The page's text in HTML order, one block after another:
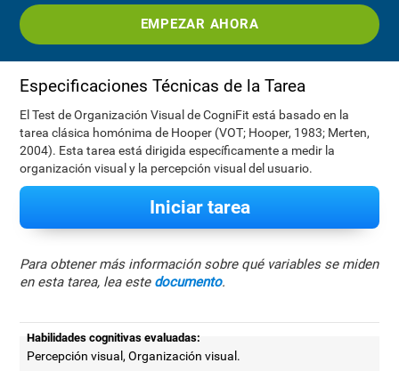
EMPEZAR AHORA
Especificaciones Técnicas de la Tarea
El Test de Organización Visual de CogniFit está basado en la
tarea clásica homónima de Hooper (VOT; Hooper, 1983; Merten,
2004). Esta tarea está dirigida específicamente a medir la
organización visual y la percepción visual del usuario.
Iniciar tarea
Para obtener más información sobre qué variables se miden
en esta tarea, lea este documento.
Habilidades cognitivas evaluadas:
Percepción visual, Organización visual.